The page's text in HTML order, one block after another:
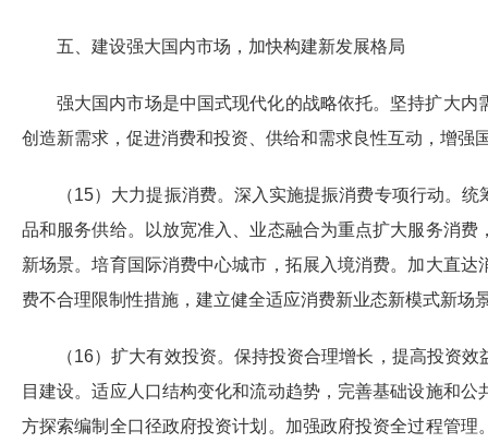
五、建设强大国内市场，加快构建新发展格局
强大国内市场是中国式现代化的战略依托。坚持扩大
创造新需求，促进消费和投资、供给和需求良性互动，增强
（15）大力提振消费。深入实施提振消费专项行动。
品和服务供给。以放宽准入、业态融合为重点扩大服务消
新场景。培育国际消费中心城市，拓展入境消费。加大直
费不合理限制性措施，建立健全适应消费新业态新模式新
（16）扩大有效投资。保持投资合理增长，提高投资
目建设。适应人口结构变化和流动趋势，完善基础设施和
方探索编制全口径政府投资计划。加强政府投资全过程管